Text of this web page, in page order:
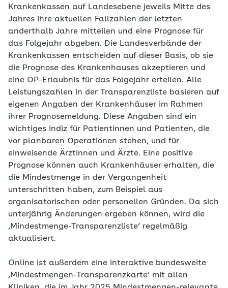
Krankenkassen auf Landesebene jeweils Mitte des
Jahres ihre aktuellen Fallzahlen der letzten
anderthalb Jahre mitteilen und eine Prognose für
das Folgejahr abgeben. Die Landesverbände der
Krankenkassen entscheiden auf dieser Basis, ob sie
die Prognose des Krankenhauses akzeptieren und
eine OP-Erlaubnis für das Folgejahr erteilen. Alle
Leistungszahlen in der Transparenzliste basieren auf
eigenen Angaben der Krankenhäuser im Rahmen
ihrer Prognosemeldung. Diese Angaben sind ein
wichtiges Indiz für Patientinnen und Patienten, die
vor planbaren Operationen stehen, und für
einweisende Ärztinnen und Ärzte. Eine positive
Prognose können auch Krankenhäuser erhalten, die
die Mindestmenge in der Vergangenheit
unterschritten haben, zum Beispiel aus
organisatorischen oder personellen Gründen. Da sich
unterjährig Änderungen ergeben können, wird die
‚Mindestmenge-Transparenzliste‘ regelmäßig
aktualisiert.
Online ist außerdem eine interaktive bundesweite
‚Mindestmengen-Transparenzkarte‘ mit allen